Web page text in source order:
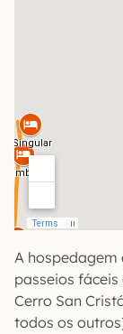
A hospedagem
passeios
Cerro San
todos os